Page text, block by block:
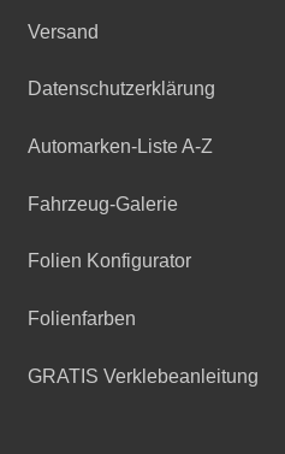
Versand
Datenschutzerklärung
Automarken-Liste A-Z
Fahrzeug-Galerie
Folien Konfigurator
Folienfarben
GRATIS Verklebeanleitung